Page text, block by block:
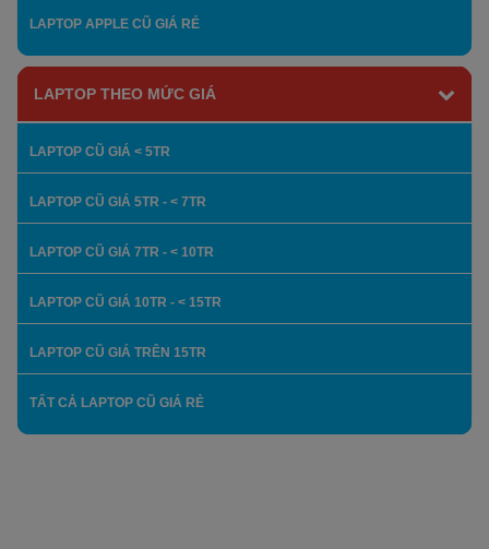
LAPTOP APPLE CŨ GIÁ RẺ
LAPTOP THEO MỨC GIÁ
LAPTOP CŨ GIÁ < 5TR
LAPTOP CŨ GIÁ 5TR - < 7TR
LAPTOP CŨ GIÁ 7TR - < 10TR
LAPTOP CŨ GIÁ 10TR - < 15TR
LAPTOP CŨ GIÁ TRÊN 15TR
TẤT CẢ LAPTOP CŨ GIÁ RẺ